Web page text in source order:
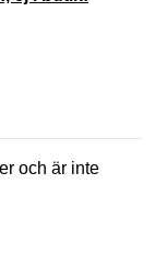
och är inte